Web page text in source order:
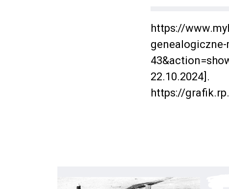
https://
genealogiczne-
22.10.2024].
https://